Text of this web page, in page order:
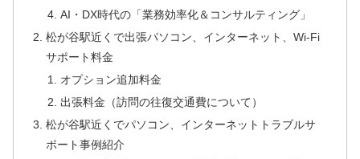
AI・DX時代の「業務効率化＆コンサルティング」
松が谷駅近くで出張パソコン、インターネット、Wi-Fi
サポート料金
オプション追加料金
出張料金（訪問の往復交通費について）
松が谷駅近くでパソコン、インターネットトラブルサ
ポート事例紹介